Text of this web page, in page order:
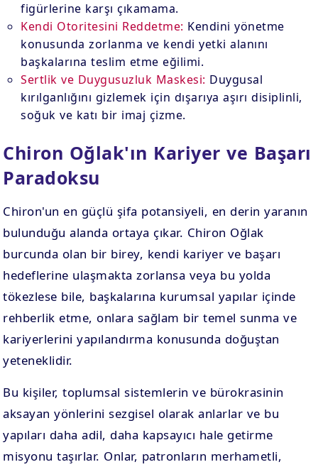
figürlerine karşı çıkamama.
Kendi Otoritesini Reddetme: Kendini yönetme
konusunda zorlanma ve kendi yetki alanını
başkalarına teslim etme eğilimi.
Sertlik ve Duygusuzluk Maskesi: Duygusal
kırılganlığını gizlemek için dışarıya aşırı disiplinli,
soğuk ve katı bir imaj çizme.
Chiron Oğlak'ın Kariyer ve Başarı
Paradoksu
Chiron'un en güçlü şifa potansiyeli, en derin yaranın
bulunduğu alanda ortaya çıkar. Chiron Oğlak
burcunda olan bir birey, kendi kariyer ve başarı
hedeflerine ulaşmakta zorlansa veya bu yolda
tökezlese bile, başkalarına kurumsal yapılar içinde
rehberlik etme, onlara sağlam bir temel sunma ve
kariyerlerini yapılandırma konusunda doğuştan
yeteneklidir.
Bu kişiler, toplumsal sistemlerin ve bürokrasinin
aksayan yönlerini sezgisel olarak anlarlar ve bu
yapıları daha adil, daha kapsayıcı hale getirme
misyonu taşırlar. Onlar, patronların merhametli,